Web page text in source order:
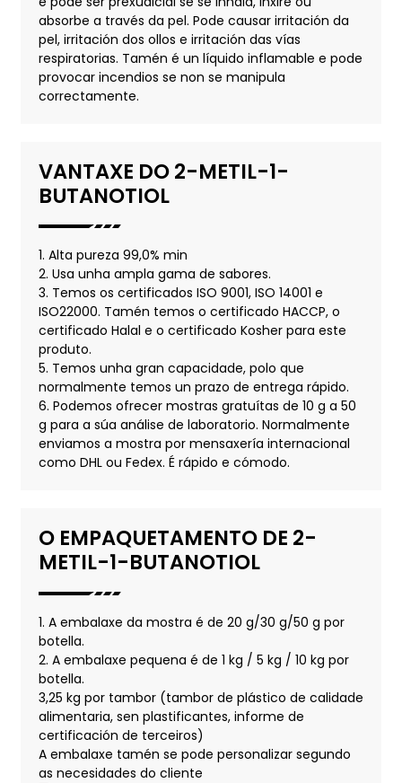
absorbe a través da pel. Pode causar irritación da
pel, irritación dos ollos e irritación das vías
respiratorias. Tamén é un líquido inflamable e pode
provocar incendios se non se manipula
correctamente.
VANTAXE DO 2-METIL-1-
BUTANOTIOL
1. Alta pureza 99,0% min
2. Usa unha ampla gama de sabores.
3. Temos os certificados ISO 9001, ISO 14001 e
ISO22000. Tamén temos o certificado HACCP, o
certificado Halal e o certificado Kosher para este
produto.
5. Temos unha gran capacidade, polo que
normalmente temos un prazo de entrega rápido.
6. Podemos ofrecer mostras gratuítas de 10 g a 50
g para a súa análise de laboratorio. Normalmente
enviamos a mostra por mensaxería internacional
como DHL ou Fedex. É rápido e cómodo.
O EMPAQUETAMENTO DE 2-
METIL-1-BUTANOTIOL
1. A embalaxe da mostra é de 20 g/30 g/50 g por
botella.
2. A embalaxe pequena é de 1 kg / 5 kg / 10 kg por
botella.
3,25 kg por tambor (tambor de plástico de calidade
alimentaria, sen plastificantes, informe de
certificación de terceiros)
A embalaxe tamén se pode personalizar segundo
as necesidades do cliente